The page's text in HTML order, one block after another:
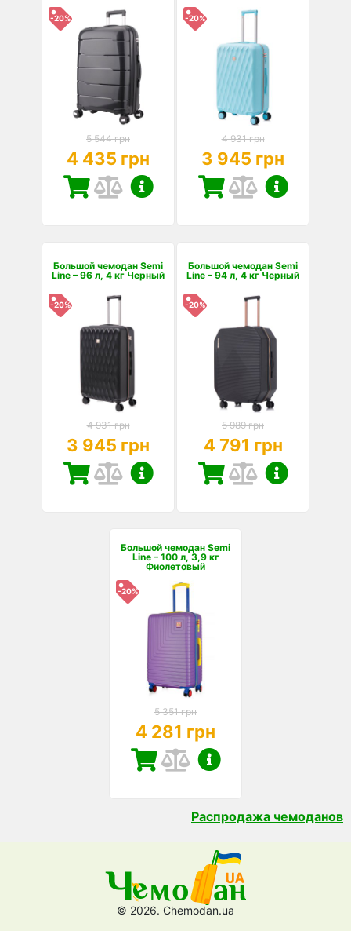
-20%
5 544 грн
4 435 грн
-20%
4 931 грн
3 945 грн
Большой чемодан Semi
Line – 96 л, 4 кг Черный
-20%
4 931 грн
3 945 грн
Большой чемодан Semi
Line – 94 л, 4 кг Черный
-20%
5 989 грн
4 791 грн
Большой чемодан Semi
Line – 100 л, 3,9 кг
Фиолетовый
-20%
5 351 грн
4 281 грн
Распродажа чемоданов
© 2026. Chemodan.ua